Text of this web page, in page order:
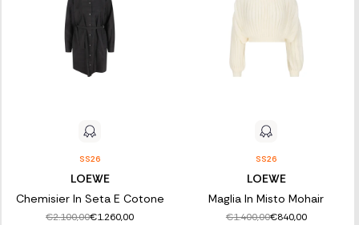
SS26
LOEWE
Chemisier In Seta E Cotone
€2.100,00€1.260,00
SS26
LOEWE
Maglia In Misto Mohair
€1.400,00€840,00